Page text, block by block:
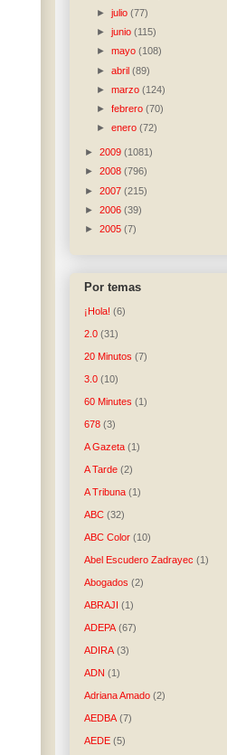
►julio(77)
►junio(115)
►mayo(108)
►abril(89)
►marzo(124)
►febrero(70)
►enero(72)
► 2009 (1081)
► 2008 (796)
► 2007 (215)
► 2006 (39)
► 2005 (7)
Por temas
¡Hola! (6)
2.0 (31)
20 Minutos (7)
3.0 (10)
60 Minutes (1)
678 (3)
A Gazeta (1)
A Tarde (2)
A Tribuna (1)
ABC (32)
ABC Color (10)
Abel Escudero Zadrayec (1)
Abogados (2)
ABRAJI (1)
ADEPA (67)
ADIRA (3)
ADN (1)
Adriana Amado (2)
AEDBA (7)
AEDE (5)